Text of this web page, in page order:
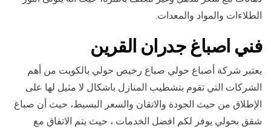
الطلاءات والمواد والمعدات.
فني اصباغ جدران القرين
يعتبر شركة أصباغ حولي صباغ رخيص حولي بالكويت من أهم
الشركات التي تقوم بتشطيب المنازل باشكال لا مثيل لها على
الإطلاق من حيث الجودة والاتقان والسعر البسيط، حيث أن صباغ
شقق بحولي يوفر لكم افضل الخدمات ، حيث يتم الاتفاق مع